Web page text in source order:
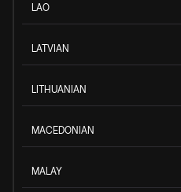
LAO
LATVIAN
LITHUANIAN
MACEDONIAN
MALAY